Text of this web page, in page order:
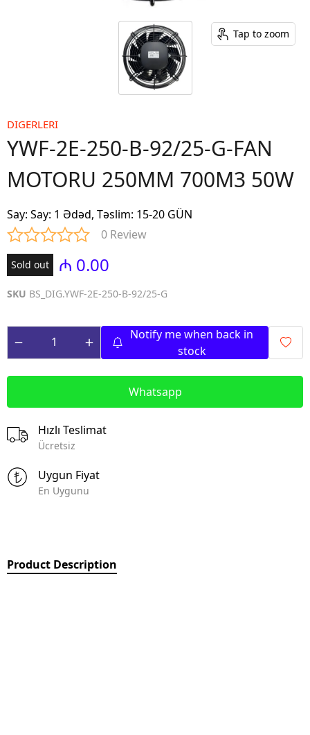
Tap to zoom
DIGERLERI
YWF-2E-250-B-92/25-G-FAN
MOTORU 250MM 700M3 50W
Say: Say: 1 Ədəd, Təslim: 15-20 GÜN
0 Review
Sold out ₼ 0.00
SKU BS_DIG.YWF-2E-250-B-92/25-G
Notify me when back in
stock
Whatsapp
Hızlı Teslimat
Ücretsiz
Uygun Fiyat
En Uygunu
Product Description